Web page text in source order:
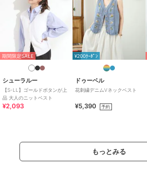
期間限定SALE
シューラルー
【S-LL】ゴールドボタンが上
品 大人のニットベスト
¥2,093
¥200ｸｰﾎﾟﾝ
ドゥーベル
花刺繍デニムVネックベスト
¥5,390 予約
もっとみる